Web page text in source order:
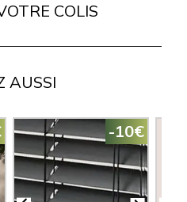
COLIS
AUSSI
-10€